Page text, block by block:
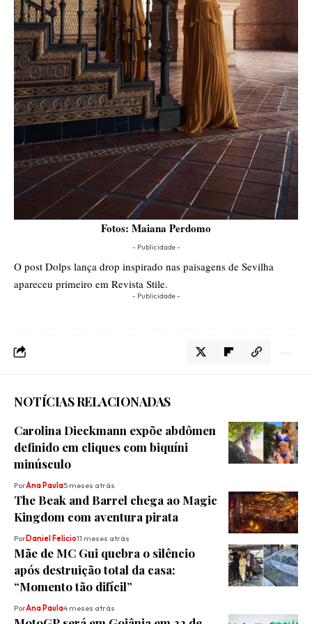
Fotos: Maiana Perdomo
- Publicidade -
O post Dolps lança drop inspirado nas paisagens de Sevilha
apareceu primeiro em Revista Stile.
- Publicidade -
NOTÍCIAS RELACIONADAS
Carolina Dieckmann expõe abdômen
definido em cliques com biquíni
minúsculo
PorAna Paula5 meses atrás
The Beak and Barrel chega ao Magic
Kingdom com aventura pirata
PorDaniel Felicio11 meses atrás
Mãe de MC Gui quebra o silêncio
após destruição total da casa:
“Momento tão difícil”
PorAna Paula4 meses atrás